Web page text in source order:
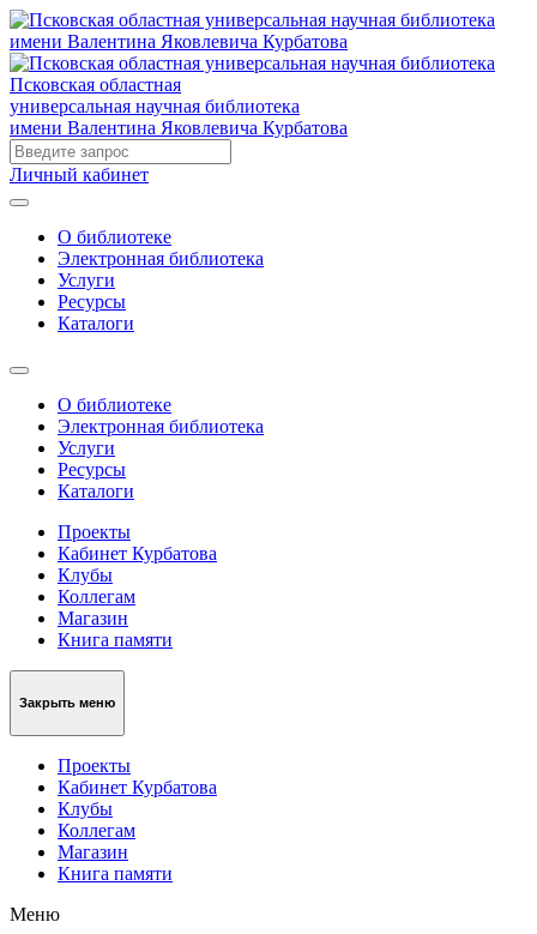
Псковская областная
универсальная научная библиотека
имени Валентина Яковлевича Курбатова
Личный кабинет
О библиотеке
Электронная библиотека
Услуги
Ресурсы
Каталоги
О библиотеке
Электронная библиотека
Услуги
Ресурсы
Каталоги
Проекты
Кабинет Курбатова
Клубы
Коллегам
Магазин
Книга памяти
Закрыть меню
Проекты
Кабинет Курбатова
Клубы
Коллегам
Магазин
Книга памяти
Меню